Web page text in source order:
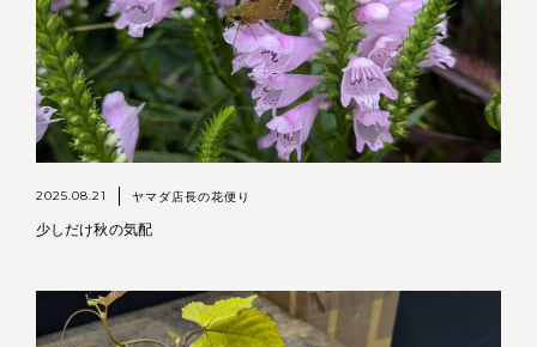
2025.08.21 ヤマダ店長の花便り
少しだけ秋の気配